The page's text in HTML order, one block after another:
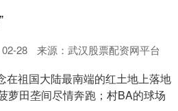
28 来源：武汉股票配资网平台
在祖国大陆最南端的红土地上落地
萝田垄间尽情奔跑；村BA的球场